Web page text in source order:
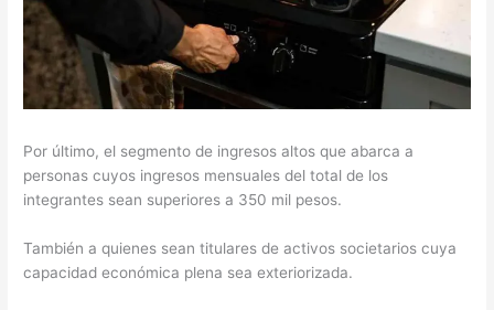
Por último, el segmento de ingresos altos que abarca a
personas cuyos ingresos mensuales del total de los
integrantes sean superiores a 350 mil pesos.
También a quienes sean titulares de activos societarios cuya
capacidad económica plena sea exteriorizada.